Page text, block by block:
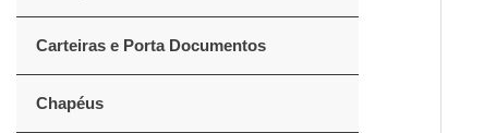
Carteiras e Porta Documentos
Chapéus